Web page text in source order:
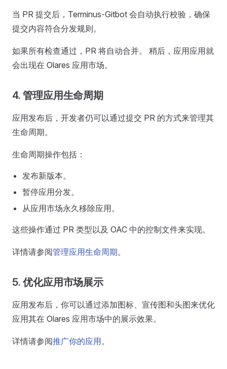
当 PR 提交后，Terminus-Gitbot 会自动执行校验，确保
提交内容符合分发规则。
如果所有检查通过，PR 将自动合并。 稍后，应用应用就
会出现在 Olares 应用市场。
4. 管理应用生命周期
应用发布后，开发者仍可以通过提交 PR 的方式来管理其
生命周期。
生命周期操作包括：
发布新版本。
暂停应用分发。
从应用市场永久移除应用。
这些操作通过 PR 类型以及 OAC 中的控制文件来实现。
详情请参阅管理应用生命周期。
5. 优化应用市场展示
应用发布后，你可以通过添加图标、宣传图和头图来优化
应用其在 Olares 应用市场中的展示效果。
详情请参阅推广你的应用。